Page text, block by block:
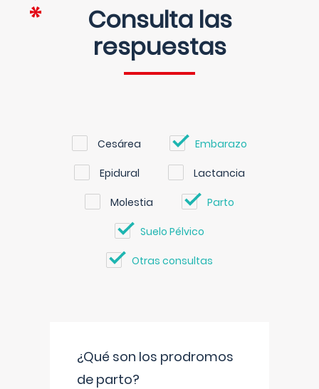
Consulta las
respuestas
Cesárea Embarazo
Epidural Lactancia
Molestia Parto
Suelo Pélvico
Otras consultas
¿Qué son los prodromos
de parto?